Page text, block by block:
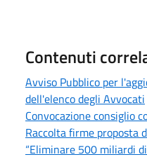
Contenuti
Avviso Pubblico per
dell'elenco degli Avvocati
Convocazione consiglio
Raccolta firme proposta
“Eliminare 500 miliardi